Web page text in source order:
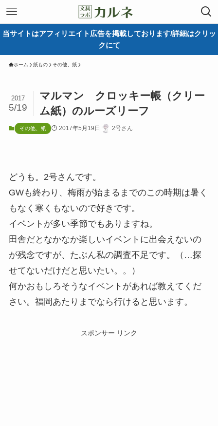
当サイトはアフィリエイト広告を掲載しております/詳細はクリッ
クにて
ホーム 紙もの その他、紙
マルマン クロッキー帳（クリー
ム紙）のルーズリーフ
2017
5/19
その他、紙 2017年5月19日 2号さん
どうも。2号さんです。
GWも終わり、梅雨が始まるまでのこの時期は暑く
もなく寒くもないので好きです。
イベントが多い季節でもありますね。
田舎だとなかなか楽しいイベントに出会えないの
が残念ですが、たぶん私の調査不足です。（…探
せてないだけだと思いたい。。）
何かおもしろそうなイベントがあれば教えてくだ
さい。福岡あたりまでなら行けると思います。
スポンサー リンク